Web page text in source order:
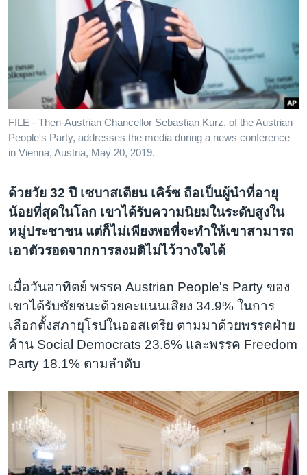
FILE - Then-Austrian Chancellor Sebastian Kurz, of the Austrian
People's Party, addresses the media during a news conference
in Vienna, Austria, May 20, 2019.
ด้วยวัย 32 ปี เซบาสเตียน เคิร์ซ ถือเป็นผู้นำที่อายุ
น้อยที่สุดในโลก เขาได้รับความนิยมในระดับสูงใน
หมู่ประชาชน แต่ก็ไม่เพียงพอที่จะทำให้เขาสามารถ
เอาตัวรอดจากการลงมติไม่ไว้วางใจได้
เมื่อวันอาทิตย์ พรรค Austrian People's Party ของ
เขาได้รับชัยชนะด้วยคะแนนเสียง 34.9% ในการ
เลือกตั้งสภายุโรปในออสเตรีย ตามมาด้วยพรรคฝ่าย
ค้าน Social Democrats 23.6% และพรรค Freedom
Party 18.1% ตามลำดับ